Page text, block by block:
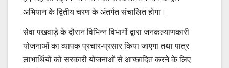
अभियान के द्वितीय चरण के अंतर्गत संचालित होगा।
सेवा पखवाड़े के दौरान विभिन्न विभागों द्वारा जनकल्याणकारी
योजनाओं का व्यापक प्रचार-प्रसार किया जाएगा तथा पात्र
लाभार्थियों को सरकारी योजनाओं से आच्छादित करने के लिए